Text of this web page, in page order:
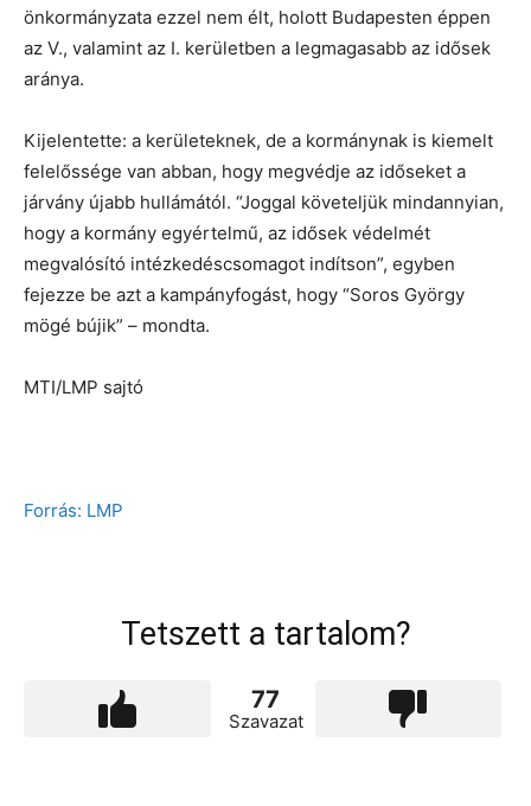
önkormányzata ezzel nem élt, holott Budapesten éppen
az V., valamint az I. kerületben a legmagasabb az idősek
aránya.
Kijelentette: a kerületeknek, de a kormánynak is kiemelt
felelőssége van abban, hogy megvédje az időseket a
járvány újabb hullámától. “Joggal követeljük mindannyian,
hogy a kormány egyértelmű, az idősek védelmét
megvalósító intézkedéscsomagot indítson”, egyben
fejezze be azt a kampányfogást, hogy “Soros György
mögé bújik” – mondta.
MTI/LMP sajtó
Forrás: LMP
Tetszett a tartalom?
77
Szavazat